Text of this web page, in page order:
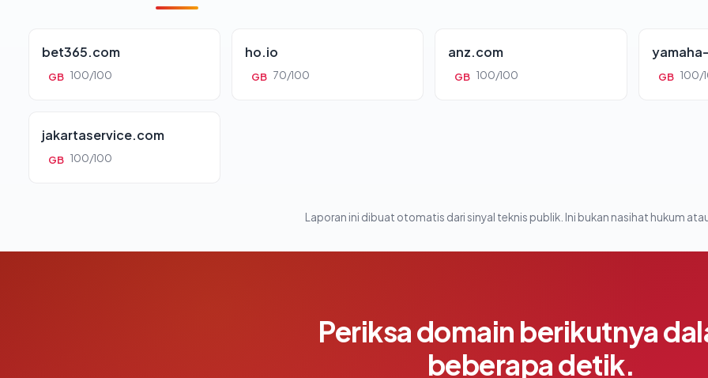
bet365.com
GB 100/100
ho.io
GB 70/100
anz.com
GB 100/100 GB 100/
jakartaservice.com
GB 100/100
Laporan ini dibuat otomatis dari sinyal teknis publik. Ini bukan nasihat hukum
Periksa domain berikutnya
beberapa detik.